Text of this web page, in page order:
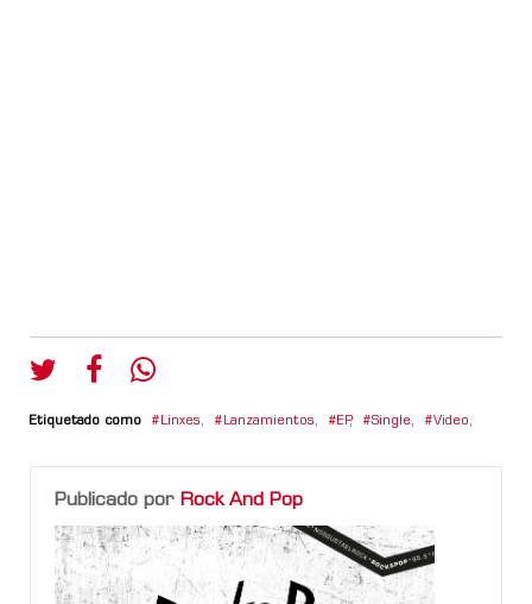
Etiquetado como Linxes, Lanzamientos, EP, Single, Video,
Publicado por Rock And Pop